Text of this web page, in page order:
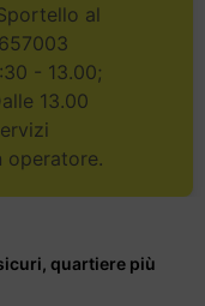
al
- 13.00;
13.00
operatore.
quartiere più